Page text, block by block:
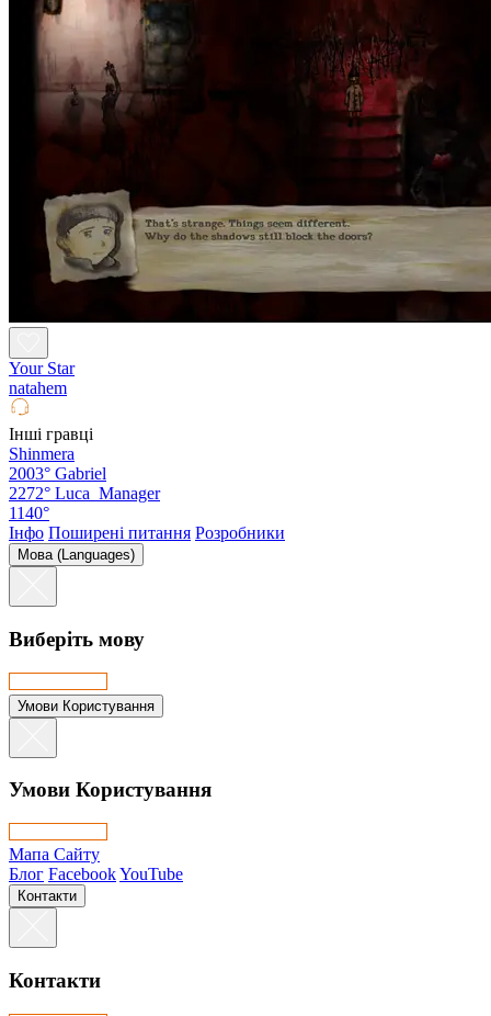
Your Star
natahem
Інші гравці
Shinmera
2003° Gabriel
2272° Luca_Manager
1140°
Інфо Поширені питання Розробники
Мова (Languages)
Виберіть мову
Умови Користування
Умови Користування
Мапа Сайту
Блог FacebookYouTube
Контакти
Контакти